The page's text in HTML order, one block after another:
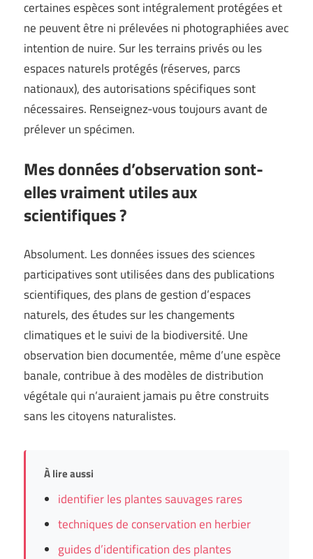
certaines espèces sont intégralement protégées et
ne peuvent être ni prélevées ni photographiées avec
intention de nuire. Sur les terrains privés ou les
espaces naturels protégés (réserves, parcs
nationaux), des autorisations spécifiques sont
nécessaires. Renseignez-vous toujours avant de
prélever un spécimen.
Mes données d’observation sont-
elles vraiment utiles aux
scientifiques ?
Absolument. Les données issues des sciences
participatives sont utilisées dans des publications
scientifiques, des plans de gestion d’espaces
naturels, des études sur les changements
climatiques et le suivi de la biodiversité. Une
observation bien documentée, même d’une espèce
banale, contribue à des modèles de distribution
végétale qui n’auraient jamais pu être construits
sans les citoyens naturalistes.
À lire aussi
identifier les plantes sauvages rares
techniques de conservation en herbier
guides d’identification des plantes